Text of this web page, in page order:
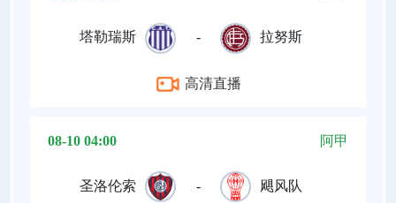
塔勒瑞斯 - 拉努斯
高清直播
08-10 04:00 阿甲
圣洛伦索 - 飓风队